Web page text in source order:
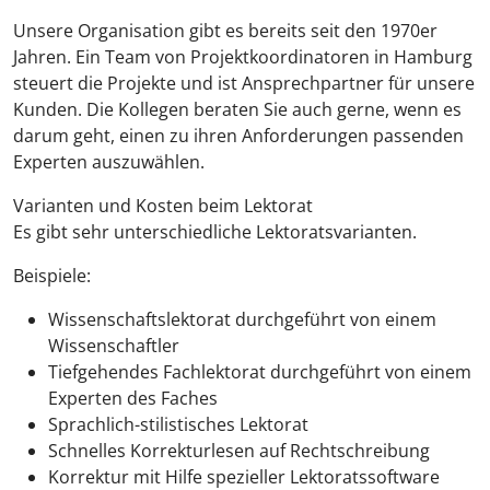
Unsere Organisation gibt es bereits seit den 1970er
Jahren. Ein Team von Projektkoordinatoren in Hamburg
steuert die Projekte und ist Ansprechpartner für unsere
Kunden. Die Kollegen beraten Sie auch gerne, wenn es
darum geht, einen zu ihren Anforderungen passenden
Experten auszuwählen.
Varianten und Kosten beim Lektorat
Es gibt sehr unterschiedliche Lektoratsvarianten.
Beispiele:
Wissenschaftslektorat durchgeführt von einem
Wissenschaftler
Tiefgehendes Fachlektorat durchgeführt von einem
Experten des Faches
Sprachlich-stilistisches Lektorat
Schnelles Korrekturlesen auf Rechtschreibung
Korrektur mit Hilfe spezieller Lektoratssoftware